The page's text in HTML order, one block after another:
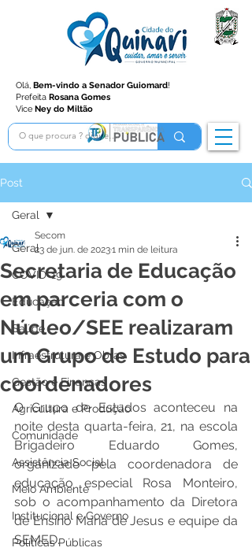
Olá, Bem-vindo a Senador Guiomard!
Prefeita Rosana Gomes
Vice Ney do Miltão
Post
Geral
COVID-19
Educação
Saúde
Infraestrutura e Obras
Gestão e Finanças
Agricultura e Produção
Comunidade
Assistência Social
Meio Ambiente
Institucional e Governo
Políticas Públicas
Geral
Secretaria de Educação
em parceria com o
Núcleo/SEE realizaram
um Grupo de Estudo para
coordenadores
Secom
23 de jun. de 20231 min de leitura
O Grupo de Estudos aconteceu na
noite desta quarta-feira, 21, na escola
Brigadeiro Eduardo Gomes,
organizado pela coordenadora de
educação especial Rosa Monteiro,
sob o acompanhamento da Diretora
de Ensino Maria de Jesus e equipe da
SEMED.